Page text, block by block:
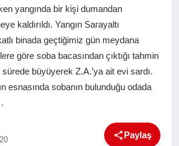
yangında bir kişi dumandan
kaldırıldı. Yangın Sarayaltı
binada geçtiğimiz gün meydana
göre soba bacasından çıktığı tahmin
sürede büyüyerek Z.A.’ya ait evi sardı.
esnasında sobanın bulunduğu odada
Paylaş